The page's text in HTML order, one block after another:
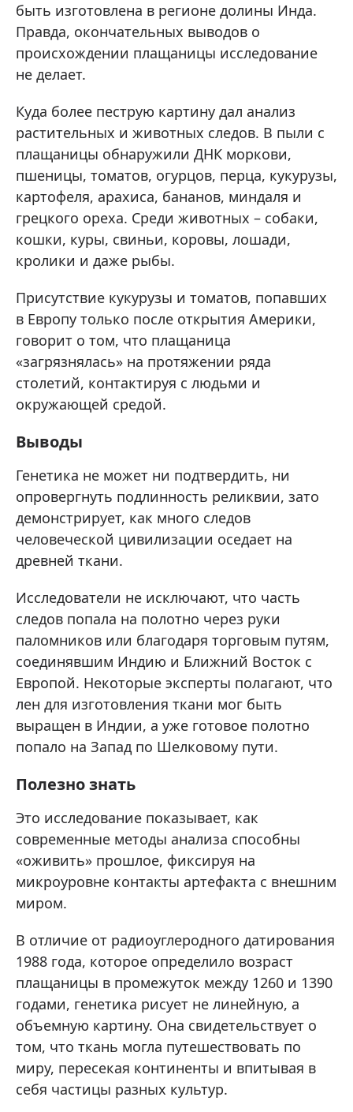
быть изготовлена в регионе долины Инда.
Правда, окончательных выводов о
происхождении плащаницы исследование
не делает.
Куда более пеструю картину дал анализ
растительных и животных следов. В пыли с
плащаницы обнаружили ДНК моркови,
пшеницы, томатов, огурцов, перца, кукурузы,
картофеля, арахиса, бананов, миндаля и
грецкого ореха. Среди животных – собаки,
кошки, куры, свиньи, коровы, лошади,
кролики и даже рыбы.
Присутствие кукурузы и томатов, попавших
в Европу только после открытия Америки,
говорит о том, что плащаница
«загрязнялась» на протяжении ряда
столетий, контактируя с людьми и
окружающей средой.
Выводы
Генетика не может ни подтвердить, ни
опровергнуть подлинность реликвии, зато
демонстрирует, как много следов
человеческой цивилизации оседает на
древней ткани.
Исследователи не исключают, что часть
следов попала на полотно через руки
паломников или благодаря торговым путям,
соединявшим Индию и Ближний Восток с
Европой. Некоторые эксперты полагают, что
лен для изготовления ткани мог быть
выращен в Индии, а уже готовое полотно
попало на Запад по Шелковому пути.
Полезно знать
Это исследование показывает, как
современные методы анализа способны
«оживить» прошлое, фиксируя на
микроуровне контакты артефакта с внешним
миром.
В отличие от радиоуглеродного датирования
1988 года, которое определило возраст
плащаницы в промежуток между 1260 и 1390
годами, генетика рисует не линейную, а
объемную картину. Она свидетельствует о
том, что ткань могла путешествовать по
миру, пересекая континенты и впитывая в
себя частицы разных культур.